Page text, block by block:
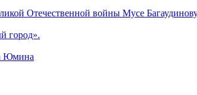
Отечественной войны Мусе
город».
Юмина